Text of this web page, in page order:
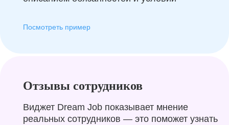
Посмотреть пример
Отзывы сотрудников
Виджет Dream Job показывает мнение
реальных сотрудников — это поможет узнать